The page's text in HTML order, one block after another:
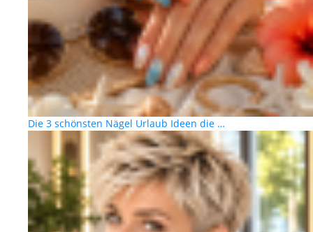
Die 3 schönsten Nägel Urlaub Ideen die …